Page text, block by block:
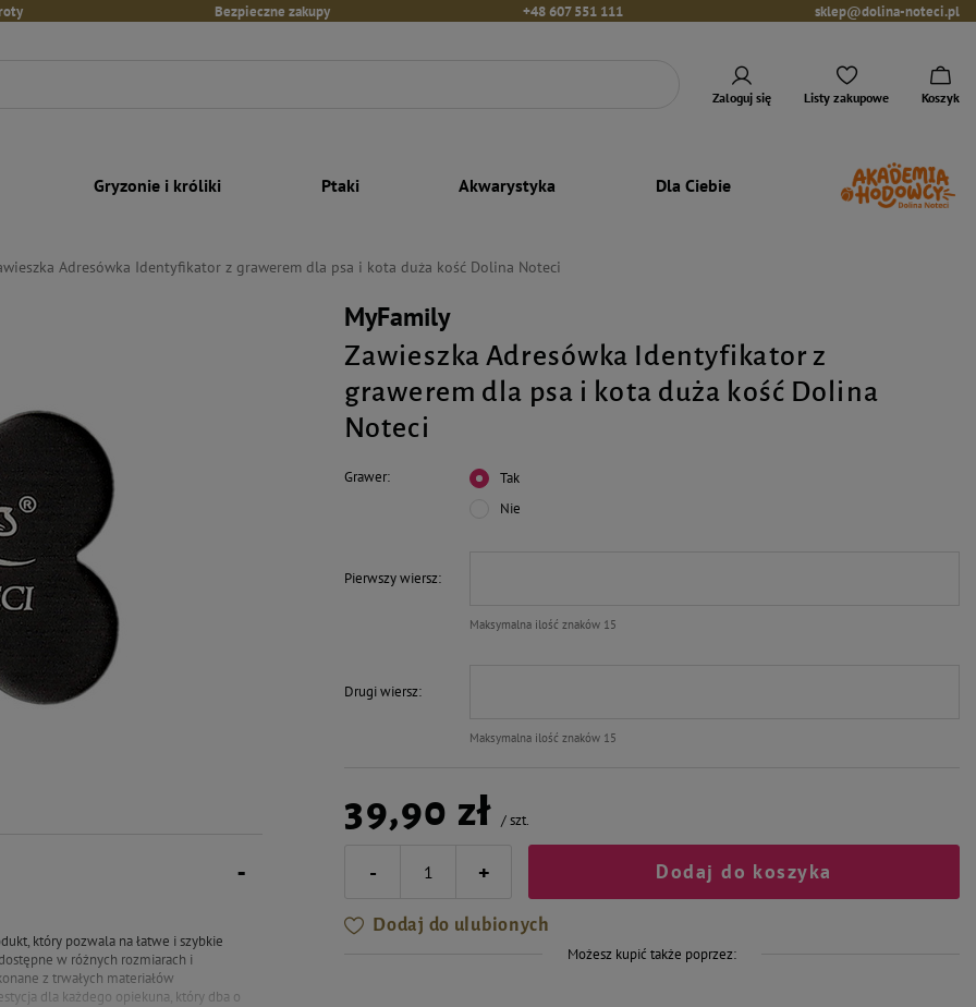
Bezpieczne zakupy +48 607 551 111 sklep@dolina-noteci.pl
Zaloguj się Listy zakupowe Koszyk
Gryzonie i króliki Ptaki Akwarystyka Dla Ciebie
Adresówka Identyfikator z grawerem dla psa i kota duża kość Dolina Noteci
MyFamily
Zawieszka Adresówka Identyfikator z
grawerem dla psa i kota duża kość Dolina
Noteci
Grawer
Tak
Nie
Pierwszy wiersz
Maksymalna ilość znaków 15
Drugi wiersz
Maksymalna ilość znaków 15
39,90 zł /szt.
- + Dodaj do koszyka
Dodaj do ulubionych
Możesz kupić także poprzez:
który pozwala na łatwe i szybkie
w różnych rozmiarach i
z trwałych materiałów
dla każdego opiekuna, który dba o